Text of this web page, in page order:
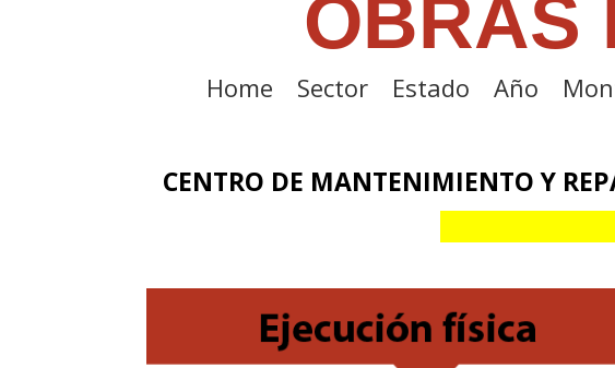
OBRAS
Home Sector Estado Año
CENTRO DE MANTENIMIENTO Y